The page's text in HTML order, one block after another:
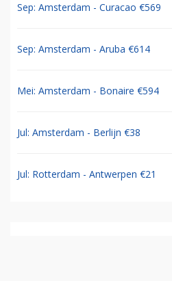
Sep: Amsterdam - Curacao €569
Sep: Amsterdam - Aruba €614
Mei: Amsterdam - Bonaire €594
Jul: Amsterdam - Berlijn €38
Jul: Rotterdam - Antwerpen €21